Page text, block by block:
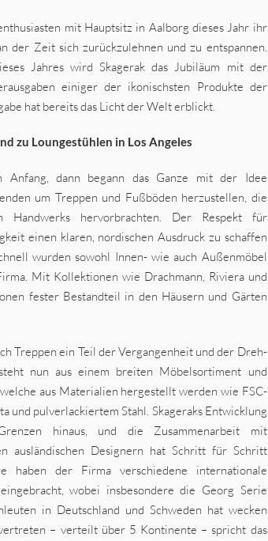
mit Hauptsitz in Aalborg dieses Jahr ihr
der Zeit sich zurückzulehnen und zu entspannen.
Jahres wird Skagerak das Jubiläum mit der
einiger der ikonischsten Produkte der
hat bereits das Licht der Welt erblickt.
zu Loungestühlen in Los Angeles
dann begann das Ganze mit der Idee
um Treppen und Fußböden herzustellen, die
Handwerks hervorbrachten. Der Respekt für
einen klaren, nordischen Ausdruck zu schaffen
wurden sowohl Innen- wie auch Außenmöbel
Mit Kollektionen wie Drachmann, Riviera und
fester Bestandteil in den Häusern und Gärten
Treppen ein Teil der Vergangenheit und der Dreh-
nun aus einem breiten Möbelsortiment und
aus Materialien hergestellt werden wie FSC-
und pulverlackiertem Stahl. Skageraks Entwicklung
hinaus, und die Zusammenarbeit mit
ausländischen Designern hat Schritt für Schritt
haben der Firma verschiedene internationale
wobei insbesondere die Georg Serie
in Deutschland und Schweden hat wecken
– verteilt über 5 Kontinente – spricht das